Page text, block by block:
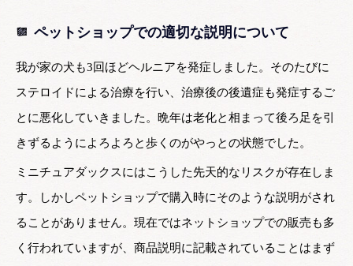
ペットショップでの適切な説明について
我が家の犬も3回ほどヘルニアを発症しました。そのたびに
ステロイドによる治療を行い、治療後の後遺症も発症するご
とに悪化していきました。晩年は老化と相まって後ろ足を引
きずるようによろよろと歩くのがやっとの状態でした。
ミニチュアダックスにはこうした先天的なリスクが存在しま
す。しかしペットショップで購入時にそのような説明がされ
ることがありません。現在ではネットショップでの販売も多
く行われていますが、商品説明に記載されていることはまず